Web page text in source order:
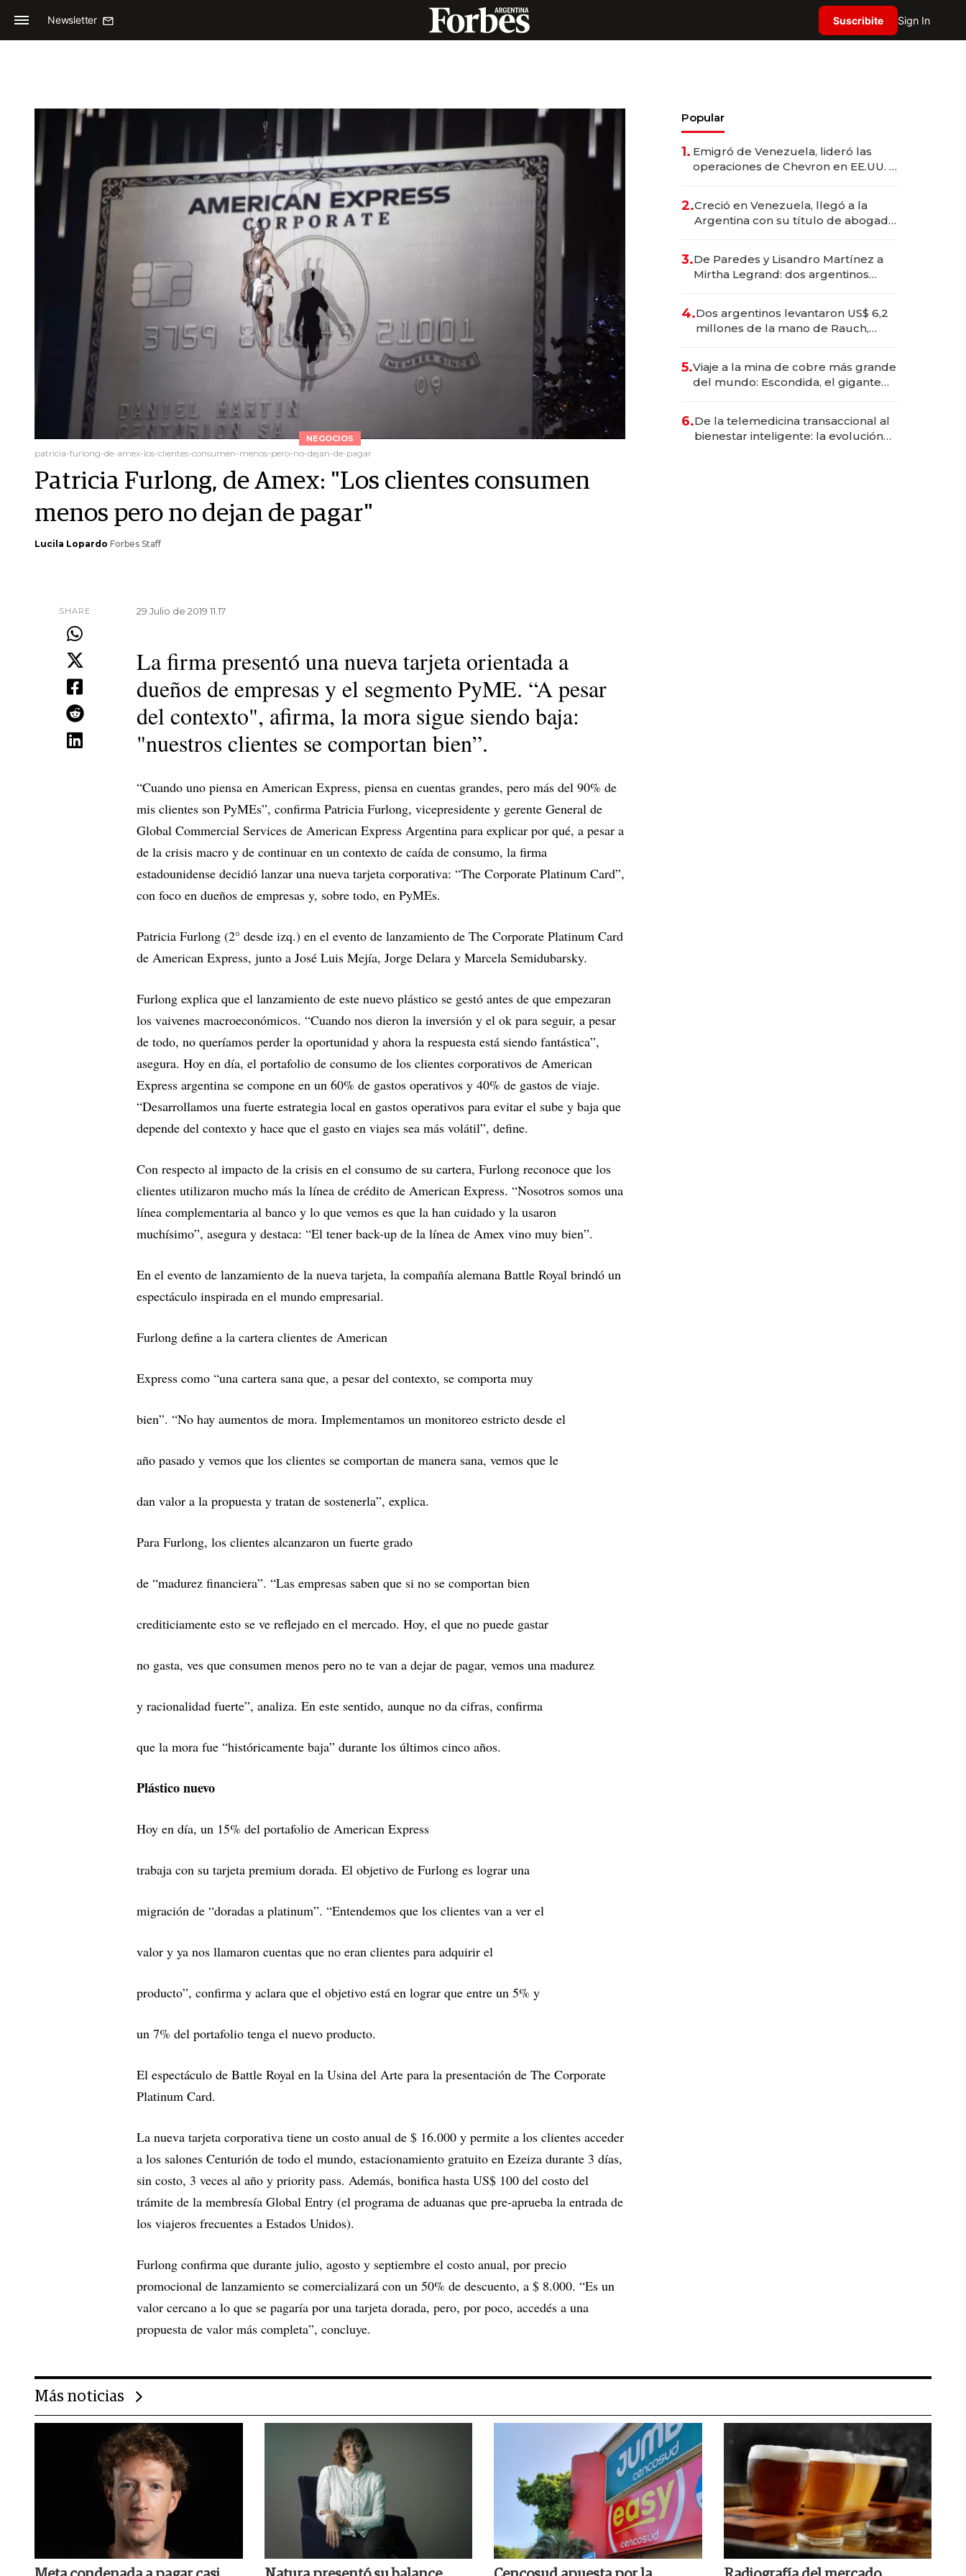
Newsletter Suscribite Sign In
NEGOCIOS
patricia-furlong-de-amex-los-clientes-consumen-menos-pero-no-dejan-de-pagar
Patricia Furlong, de Amex: "Los clientes consumen
menos pero no dejan de pagar"
Lucila Lopardo Forbes Staff
SHARE 29 Julio de 2019 11.17
La firma presentó una nueva tarjeta orientada a
dueños de empresas y el segmento PyME. “A pesar
del contexto", afirma, la mora sigue siendo baja:
"nuestros clientes se comportan bien”.
“Cuando uno piensa en American Express, piensa en cuentas grandes, pero más del 90% de
mis clientes son PyMEs”, confirma Patricia Furlong, vicepresidente y gerente General de
Global Commercial Services de American Express Argentina para explicar por qué, a pesar a
de la crisis macro y de continuar en un contexto de caída de consumo, la firma
estadounidense decidió lanzar una nueva tarjeta corporativa: “The Corporate Platinum Card”,
con foco en dueños de empresas y, sobre todo, en PyMEs.
Patricia Furlong (2° desde izq.) en el evento de lanzamiento de The Corporate Platinum Card
de American Express, junto a José Luis Mejía, Jorge Delara y Marcela Semidubarsky.
Furlong explica que el lanzamiento de este nuevo plástico se gestó antes de que empezaran
los vaivenes macroeconómicos. “Cuando nos dieron la inversión y el ok para seguir, a pesar
de todo, no queríamos perder la oportunidad y ahora la respuesta está siendo fantástica”,
asegura. Hoy en día, el portafolio de consumo de los clientes corporativos de American
Express argentina se compone en un 60% de gastos operativos y 40% de gastos de viaje.
“Desarrollamos una fuerte estrategia local en gastos operativos para evitar el sube y baja que
depende del contexto y hace que el gasto en viajes sea más volátil”, define.
Con respecto al impacto de la crisis en el consumo de su cartera, Furlong reconoce que los
clientes utilizaron mucho más la línea de crédito de American Express. “Nosotros somos una
línea complementaria al banco y lo que vemos es que la han cuidado y la usaron
muchísimo”, asegura y destaca: “El tener back-up de la línea de Amex vino muy bien”.
En el evento de lanzamiento de la nueva tarjeta, la compañía alemana Battle Royal brindó un
espectáculo inspirada en el mundo empresarial.
Furlong define a la cartera clientes de American
Express como “una cartera sana que, a pesar del contexto, se comporta muy
bien”. “No hay aumentos de mora. Implementamos un monitoreo estricto desde el
año pasado y vemos que los clientes se comportan de manera sana, vemos que le
dan valor a la propuesta y tratan de sostenerla”, explica.
Para Furlong, los clientes alcanzaron un fuerte grado
de “madurez financiera”. “Las empresas saben que si no se comportan bien
crediticiamente esto se ve reflejado en el mercado. Hoy, el que no puede gastar
no gasta, ves que consumen menos pero no te van a dejar de pagar, vemos una madurez
y racionalidad fuerte”, analiza. En este sentido, aunque no da cifras, confirma
que la mora fue “históricamente baja” durante los últimos cinco años.
Plástico nuevo
Hoy en día, un 15% del portafolio de American Express
trabaja con su tarjeta premium dorada. El objetivo de Furlong es lograr una
migración de “doradas a platinum”. “Entendemos que los clientes van a ver el
valor y ya nos llamaron cuentas que no eran clientes para adquirir el
producto”, confirma y aclara que el objetivo está en lograr que entre un 5% y
un 7% del portafolio tenga el nuevo producto.
El espectáculo de Battle Royal en la Usina del Arte para la presentación de The Corporate
Platinum Card.
La nueva tarjeta corporativa tiene un costo anual de $ 16.000 y permite a los clientes acceder
a los salones Centurión de todo el mundo, estacionamiento gratuito en Ezeiza durante 3 días,
sin costo, 3 veces al año y priority pass. Además, bonifica hasta US$ 100 del costo del
trámite de la membresía Global Entry (el programa de aduanas que pre-aprueba la entrada de
los viajeros frecuentes a Estados Unidos).
Furlong confirma que durante julio, agosto y septiembre el costo anual, por precio
promocional de lanzamiento se comercializará con un 50% de descuento, a $ 8.000. “Es un
valor cercano a lo que se pagaría por una tarjeta dorada, pero, por poco, accedés a una
propuesta de valor más completa”, concluye.
Popular
1. Emigró de Venezuela, lideró las
operaciones de Chevron en EE.UU. y
2.Creció en Venezuela, llegó a la
Argentina con su título de abogado
marcas "fast premium"
3.De Paredes y Lisandro Martínez a
Mirtha Legrand: dos argentinos
deportivo y el cuidado corporal
4.Dos argentinos levantaron US$ 6,2
millones de la mano de Rauch,
5.Viaje a la mina de cobre más grande
del mundo: Escondida, el gigante
6.De la telemedicina transaccional al
bienestar inteligente: la evolución
Más noticias